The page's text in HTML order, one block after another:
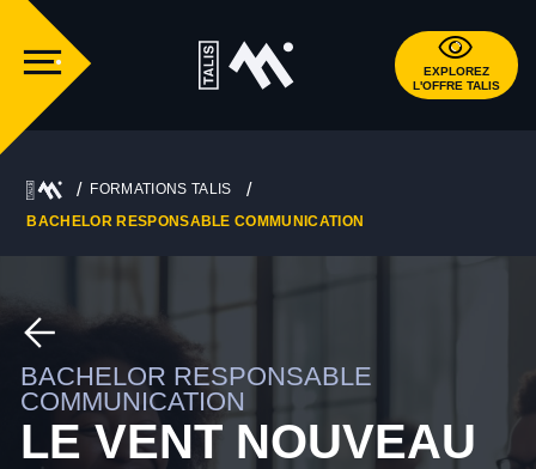
EXPLOREZ
L'OFFRE TALIS
FORMATIONS TALIS
BACHELOR RESPONSABLE COMMUNICATION
BACHELOR RESPONSABLE
COMMUNICATION
LE VENT NOUVEAU